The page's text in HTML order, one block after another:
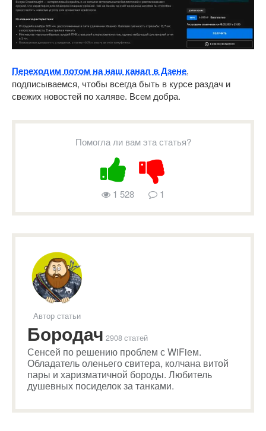
Переходим потом на наш канал в Дзене,
подписываемся, чтобы всегда быть в курсе раздач и
свежих новостей по халяве. Всем добра.
Помогла ли вам эта статья?
1 528 1
Автор статьи
Бородач 2908 статей
Сенсей по решению проблем с WiFiем.
Обладатель оленьего свитера, колчана витой
пары и харизматичной бороды. Любитель
душевных посиделок за танками.